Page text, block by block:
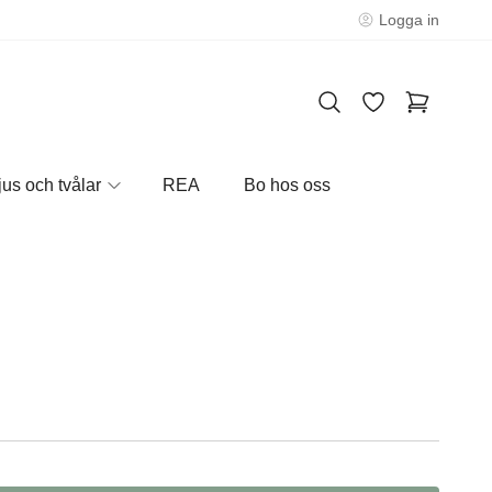
Logga in
och tvålar REA Bo hos oss